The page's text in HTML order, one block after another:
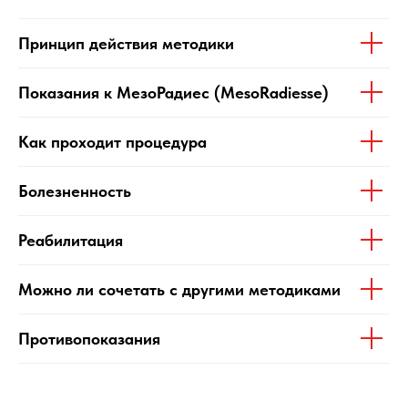
Принцип действия методики
Показания к МезоРадиес (MesoRadiesse)
Как проходит процедура
Болезненность
Реабилитация
Можно ли сочетать с другими методиками
Противопоказания